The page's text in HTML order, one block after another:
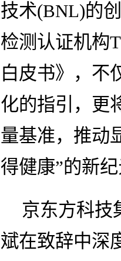
技术(BNL)的
检测认证机构
白皮书》，不
化的指引，更
量基准，推动
得健康”的新纪
京东方科技
斌在致辞中深